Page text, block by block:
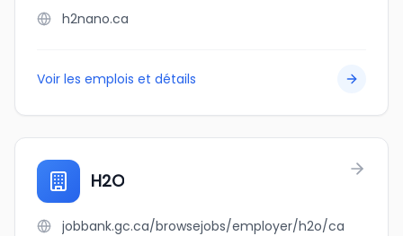
h2nano.ca
Voir les emplois et détails
H2O
jobbank.gc.ca/browsejobs/employer/h2o/ca